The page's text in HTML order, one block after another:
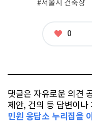
좋
0
댓글은 자유로운 의견
제안, 건의 등 답변이
민원 응답소 누리집을